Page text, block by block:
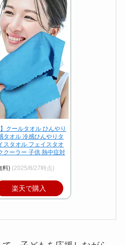
クールタオル ひんやり
タオル 冷感ひんやりタ
スタオル フェイスタオ
クーラー 子供 熱中症対
料) (2025/8/27時点)
楽天で購入